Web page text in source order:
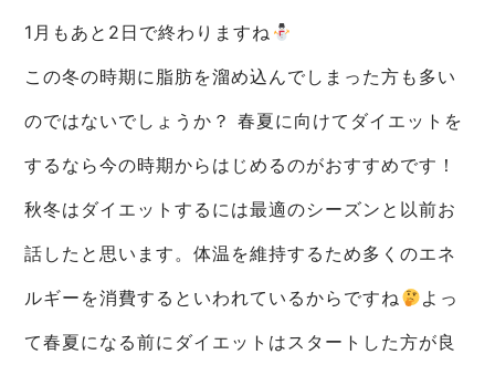
1月もあと2日で終わりますね
この冬の時期に脂肪を溜め込んでしまった方も多い
のではないでしょうか？ 春夏に向けてダイエットを
するなら今の時期からはじめるのがおすすめです！
秋冬はダイエットするには最適のシーズンと以前お
話したと思います。体温を維持するため多くのエネ
ルギーを消費するといわれているからですね
よっ
て春夏になる前にダイエットはスタートした方が良